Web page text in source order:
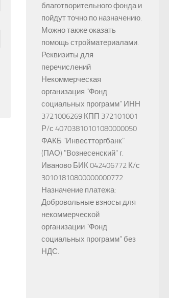
благотворительного фонда и
пойдут точно по назначению.
Можно также оказать
помощь стройматериалами.
Реквизиты для
перечислений
Некоммерческая
организация "Фонд
социальных программ" ИНН
3721006269 КПП 372101001
Р/с 40703810101080000050
ФАКБ "Инвестторгбанк"
(ПАО) "Вознесенский" г.
Иваново БИК 042406772 К/с
30101810800000000772
Назначение платежа:
Добровольные взносы для
некоммерческой
организации "Фонд
социальных программ" без
НДС.